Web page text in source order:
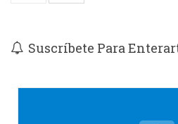
Suscríbete Para